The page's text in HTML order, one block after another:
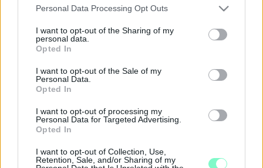
Please note that this website/app uses one or more Google
not limited to your visit or usage behaviour. You may click to
grant or deny consent to Google and its third-party tags to
use your data for below specified purposes in below Google
consent section.
Personal Data Processing Opt Outs
I want to opt-out of the Sharing of my
personal data.
Opted In
I want to opt-out of the Sale of my
Personal Data.
Opted In
I want to opt-out of processing my
Personal Data for Targeted Advertising.
Opted In
I want to opt-out of Collection, Use,
Retention, Sale, and/or Sharing of my
ENNEK A KŐSZEGI AUTÓSNAK
2018. augusztus. 25. 14:05
MEGTELT A KŐSZEGI TEMETŐ!
2018. augusztus. 23. 06:45
Már 8 évvel ezelőtt szóltak, hogy lassan elfogynak a helyek.
NYOLC KŐSZEGHEGYALJAI TEMPLOMBAN
ÉLNEK VÉDETT DENEVÉREK
2018. augusztus. 22. 20:17
Isten háza mindnekinek menedék.